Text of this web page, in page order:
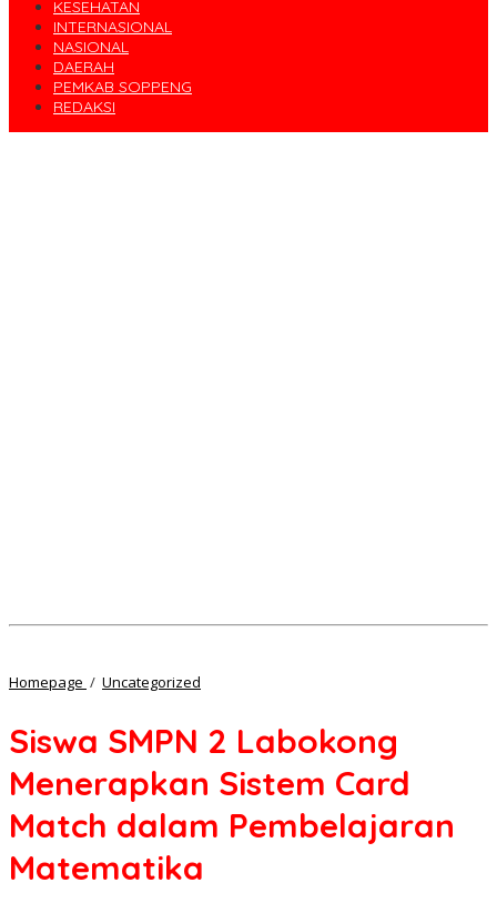
KESEHATAN
INTERNASIONAL
NASIONAL
DAERAH
PEMKAB SOPPENG
REDAKSI
Homepage / Uncategorized
Labokong
Sistem
Card
Match
dalam
Pembelajaran
Matematika
Siswa SMPN 2 Labokong
Menerapkan Sistem Card
Match dalam Pembelajaran
Matematika